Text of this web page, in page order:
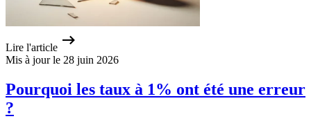
Lire l'article
Mis à jour le 28 juin 2026
Pourquoi les taux à 1% ont été une erreur
?